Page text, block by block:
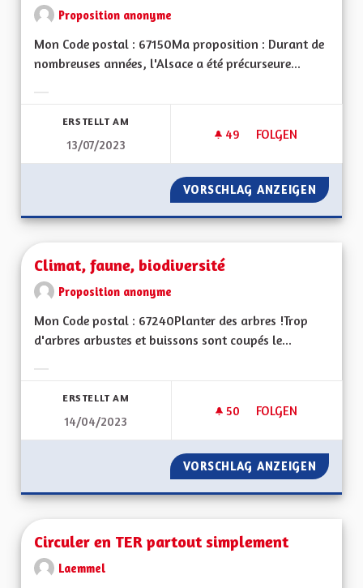
Proposition anonyme
Mon Code postal : 67150Ma proposition : Durant de
nombreuses années, l'Alsace a été précurseure...
ERSTELLT AM
13/07/2023
49 49 FOLLOWER
FOLGEN
COLORER LES
VORSCHLAG ANZEIGEN
Climat, faune, biodiversité
Proposition anonyme
Mon Code postal : 67240Planter des arbres !Trop
d'arbres arbustes et buissons sont coupés le...
ERSTELLT AM
14/04/2023
50 50 FOLLOWER
FOLGEN
CLIMAT, FAUNE,
VORSCHLAG ANZEIGEN
Circuler en TER partout simplement
Laemmel